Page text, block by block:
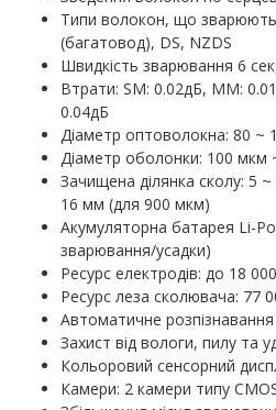
Типи волокон, що
(багатовод), DS, NZDS
Швидкість зварювання 6
Втрати: SM: 0.02дБ, MM:
0.04дБ
Діаметр оптоволокна: 80 ~
Діаметр оболонки: 100 мкм
Зачищена ділянка сколу: 5
16 мм (для 900 мкм)
Акумуляторна батарея Li-
зварювання/усадки)
Ресурс електродів: до 18
Ресурс леза сколювача: 77
Автоматичне
Захист від вологи, пилу та
Кольоровий сенсорний
Камери: 2 камери типу